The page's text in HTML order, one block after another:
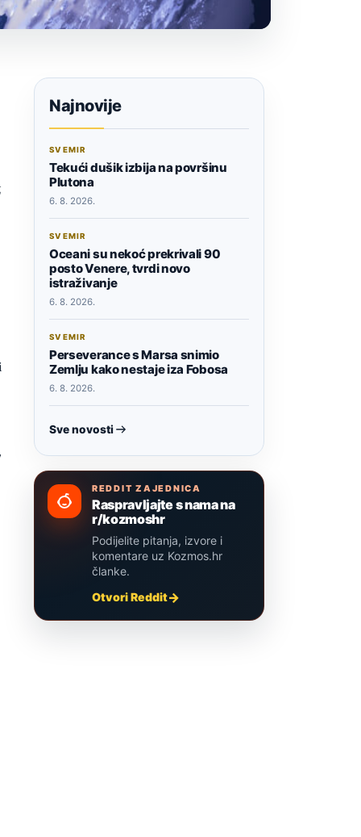
Najnovije
SVEMIR
Tekući dušik izbija na površinu
Plutona
6. 8. 2026.
SVEMIR
Oceani su nekoć prekrivali 90
posto Venere, tvrdi novo
istraživanje
6. 8. 2026.
SVEMIR
Perseverance s Marsa snimio
Zemlju kako nestaje iza Fobosa
6. 8. 2026.
Sve novosti
REDDIT ZAJEDNICA
Raspravljajte s nama na
r/kozmoshr
Podijelite pitanja, izvore i
komentare uz Kozmos.hr
članke.
Otvori Reddit